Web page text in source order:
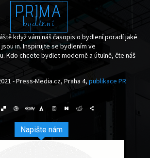
PRIMA
bydlení
když vám náš časopis o bydlení poradí jaké
in. Inspirujte se bydlením ve
Kdo chcete bydlet moderně a útulně, čte náš
- Press-Media.cz, Praha 4, publikace PR
Napište nám